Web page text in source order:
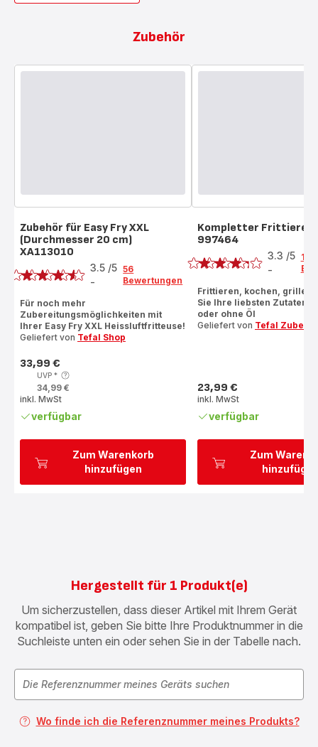
Zubehör
Zum Warenkorb
hinzufügen
Zubehör für Easy Fry XXL
(Durchmesser 20 cm)
XA113010
Bewertung
3.5 /5
-
56
Bewertungen
Für noch mehr
Zubereitungsmöglichkeiten mit
Ihrer Easy Fry XXL Heissluftfritteuse!
Geliefert von Tefal Shop
Preis
33,99 €
UVP*
34,99 €
inkl. MwSt
verfügbar
Zum
Kompletter
997464
Bewertung
3.3 /5
-
10
Frittieren, kochen, grillen
Sie Ihre liebsten Zutaten
oder ohne Öl
Geliefert von Tefal
Preis
23,99 €
inkl. MwSt
verfügbar
Hergestellt für 1 Produkt(e)
Um sicherzustellen, dass dieser Artikel mit Ihrem Gerät
kompatibel ist, geben Sie bitte Ihre Produktnummer in die
Suchleiste unten ein oder sehen Sie in der Tabelle nach.
Wo finde ich die Referenznummer meines Produkts?